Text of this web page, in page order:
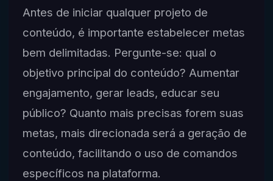
Antes de iniciar qualquer projeto de
conteúdo, é importante estabelecer metas
bem delimitadas. Pergunte-se: qual o
objetivo principal do conteúdo? Aumentar
engajamento, gerar leads, educar seu
público? Quanto mais precisas forem suas
metas, mais direcionada será a geração de
conteúdo, facilitando o uso de comandos
específicos na plataforma.